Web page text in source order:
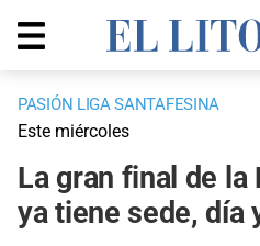
PASIÓN LIGA SANTAFESINA
Este miércoles
La gran final de la
ya tiene sede, día